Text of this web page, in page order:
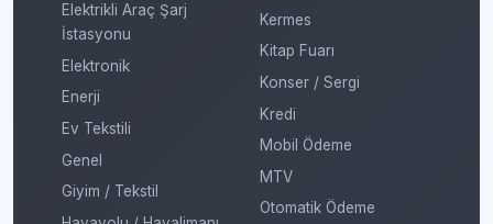
Elektrikli Araç Şarj
İstasyonu
Elektronik
Enerji
Ev Tekstili
Genel
Giyim / Tekstil
Kermes
Kitap Fuarı
Konser / Sergi
Kredi
Mobil Ödeme
MTV
Otomatik Ödeme